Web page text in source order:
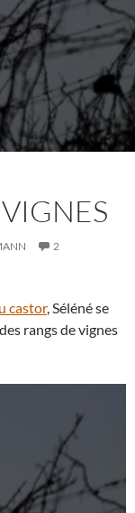
2
castor, Séléné se
rangs de vignes